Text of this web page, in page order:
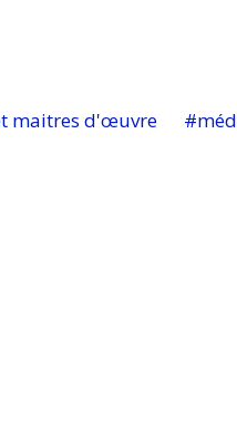
maitres d'œuvre